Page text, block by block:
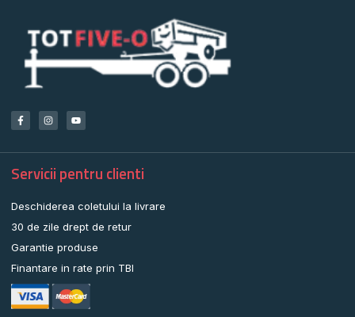
Servicii pentru clienti
Deschiderea coletului la livrare
30 de zile drept de retur
Garantie produse
Finantare in rate prin TBI